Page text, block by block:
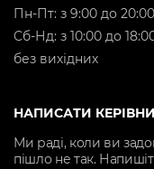
Пн-Пт: з 9:00 до 20:00
Cб-Нд: з 10:00 до
без вихідних
НАПИСАТИ
Ми раді, коли ви
пішло не так.